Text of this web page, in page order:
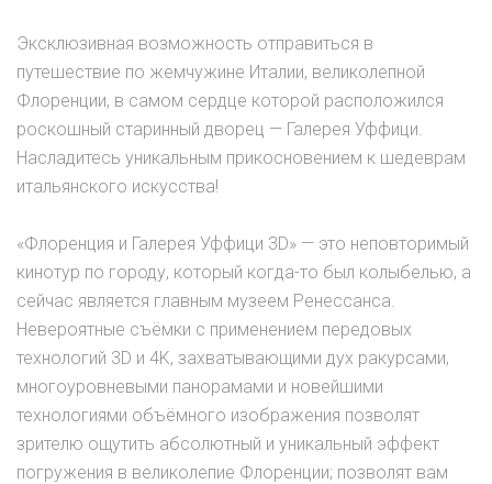
Эксклюзивная возможность отправиться в
путешествие по жемчужине Италии, великолепной
Флоренции, в самом сердце которой расположился
роскошный старинный дворец — Галерея Уффици.
Насладитесь уникальным прикосновением к шедеврам
итальянского искусства!
«Флоренция и Галерея Уффици 3D» — это неповторимый
кинотур по городу, который когда-то был колыбелью, а
сейчас является главным музеем Ренессанса.
Невероятные съёмки с применением передовых
технологий 3D и 4K, захватывающими дух ракурсами,
многоуровневыми панорамами и новейшими
технологиями объёмного изображения позволят
зрителю ощутить абсолютный и уникальный эффект
погружения в великолепие Флоренции; позволят вам